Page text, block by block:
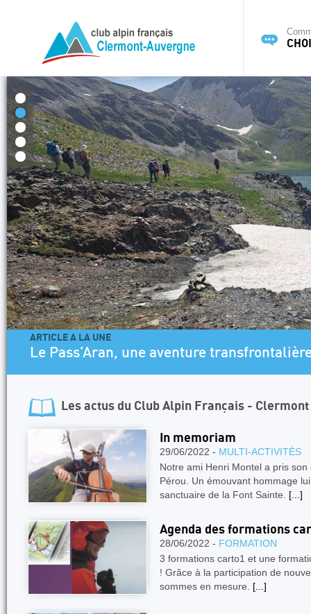
ARTICLE A LA UNE
Le Pass’Aran, une aventure
Les actus du Club Alpin Français -
In memoriam
29/06/2022 - MULTI-ACTIVITÉS
Notre ami Henri Montel a pris
Pérou. Un émouvant hommage
sanctuaire de la Font Sainte. [...]
Agenda des formations
28/06/2022 - FORMATION
3 formations carto1 et une
! Grâce à la participation de
sommes en mesure. [...]